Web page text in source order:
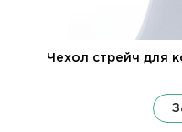
Чехол стрейч для